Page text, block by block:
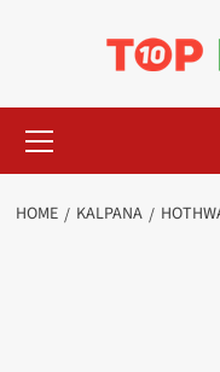
Menu
HOME KALPANA